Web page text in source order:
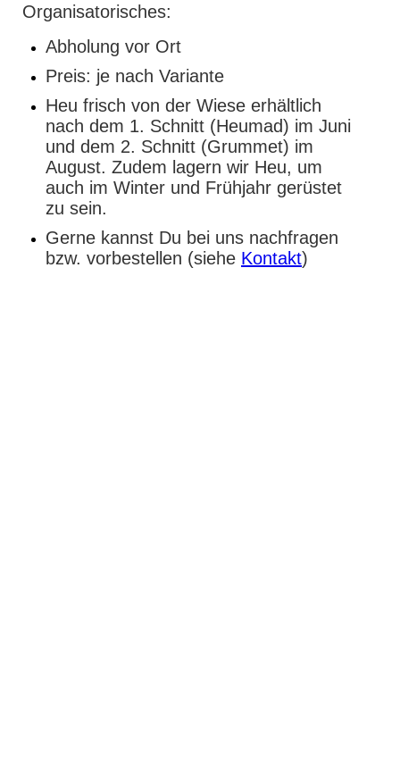
Organisatorisches:
Abholung vor Ort
Preis: je nach Variante
Heu frisch von der Wiese erhältlich
nach dem 1. Schnitt (Heumad) im Juni
und dem 2. Schnitt (Grummet) im
August. Zudem lagern wir Heu, um
auch im Winter und Frühjahr gerüstet
zu sein.
Gerne kannst Du bei uns nachfragen
bzw. vorbestellen (siehe Kontakt)